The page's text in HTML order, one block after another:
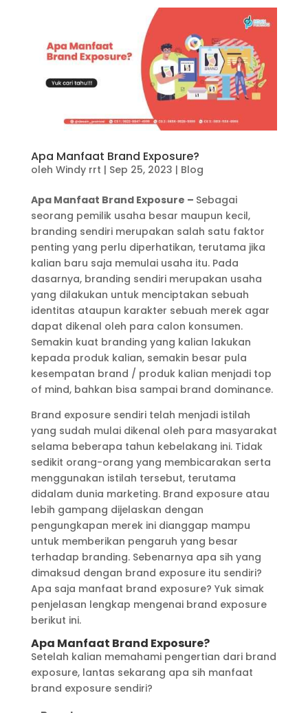
Apa Manfaat Brand Exposure?
oleh Windy rrt | Sep 25, 2023 | Blog
Apa Manfaat Brand Exposure – Sebagai
seorang pemilik usaha besar maupun kecil,
branding sendiri merupakan salah satu faktor
penting yang perlu diperhatikan, terutama jika
kalian baru saja memulai usaha itu. Pada
dasarnya, branding sendiri merupakan usaha
yang dilakukan untuk menciptakan sebuah
identitas ataupun karakter sebuah merek agar
dapat dikenal oleh para calon konsumen.
Semakin kuat branding yang kalian lakukan
kepada produk kalian, semakin besar pula
kesempatan brand / produk kalian menjadi top
of mind, bahkan bisa sampai brand dominance.
Brand exposure sendiri telah menjadi istilah
yang sudah mulai dikenal oleh para masyarakat
selama beberapa tahun kebelakang ini. Tidak
sedikit orang-orang yang membicarakan serta
menggunakan istilah tersebut, terutama
didalam dunia marketing. Brand exposure atau
lebih gampang dijelaskan dengan
pengungkapan merek ini dianggap mampu
untuk memberikan pengaruh yang besar
terhadap branding. Sebenarnya apa sih yang
dimaksud dengan brand exposure itu sendiri?
Apa saja manfaat brand exposure? Yuk simak
penjelasan lengkap mengenai brand exposure
berikut ini.
Apa Manfaat Brand Exposure?
Setelah kalian memahami pengertian dari brand
exposure, lantas sekarang apa sih manfaat
brand exposure sendiri?